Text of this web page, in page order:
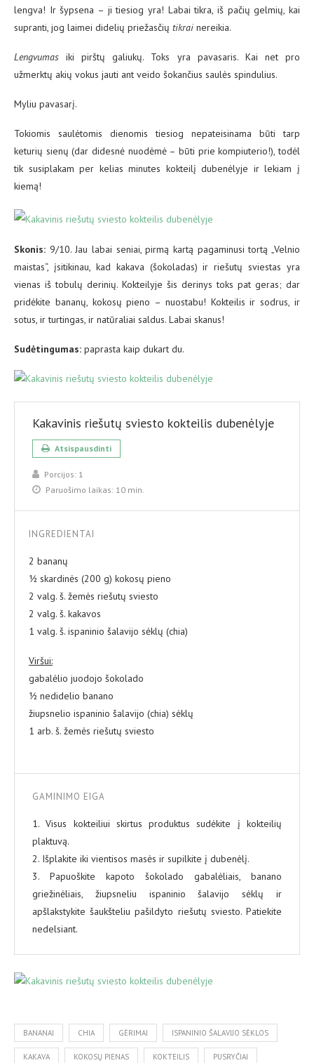
lengva! Ir šypsena – ji tiesiog yra! Labai tikra, iš pačių gelmių, kai
supranti, jog laimei didelių priežasčių tikrai nereikia.
Lengvumas iki pirštų galiukų. Toks yra pavasaris. Kai net pro
užmerktų akių vokus jauti ant veido šokančius saulės spindulius.
Myliu pavasarį.
Tokiomis saulėtomis dienomis tiesiog nepateisinama būti tarp
keturių sienų (dar didesnė nuodėmė – būti prie kompiuterio!), todėl
tik susiplakam per kelias minutes kokteilį dubenėlyje ir lekiam į
kiemą!
Skonis: 9/10. Jau labai seniai, pirmą kartą pagaminusi tortą „Velnio
maistas“, įsitikinau, kad kakava (šokoladas) ir riešutų sviestas yra
vienas iš tobulų derinių. Kokteilyje šis derinys toks pat geras; dar
pridėkite bananų, kokosų pieno – nuostabu! Kokteilis ir sodrus, ir
sotus, ir turtingas, ir natūraliai saldus. Labai skanus!
Sudėtingumas: paprasta kaip dukart du.
Kakavinis riešutų sviesto kokteilis dubenėlyje
Atsispausdinti
Porcijos: 1
Paruošimo laikas: 10 min.
INGREDIENTAI
2 bananų
½ skardinės (200 g) kokosų pieno
2 valg. š. žemės riešutų sviesto
2 valg. š. kakavos
1 valg. š. ispaninio šalavijo sėklų (chia)
Viršui:
gabalėlio juodojo šokolado
½ nedidelio banano
žiupsnelio ispaninio šalavijo (chia) sėklų
1 arb. š. žemės riešutų sviesto
GAMINIMO EIGA
1. Visus kokteiliui skirtus produktus sudėkite į kokteilių
plaktuvą.
2. Išplakite iki vientisos masės ir supilkite į dubenėlį.
3. Papuoškite kapoto šokolado gabalėliais, banano
griežinėliais, žiupsneliu ispaninio šalavijo sėklų ir
apšlakstykite šaukšteliu pašildyto riešutų sviesto. Patiekite
nedelsiant.
BANANAI CHIA GĖRIMAI ISPANINIO ŠALAVIJO SĖKLOS
KAKAVA KOKOSŲ PIENAS KOKTEILIS PUSRYČIAI